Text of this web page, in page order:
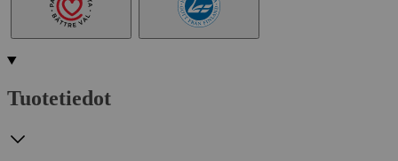
Tuotetiedot